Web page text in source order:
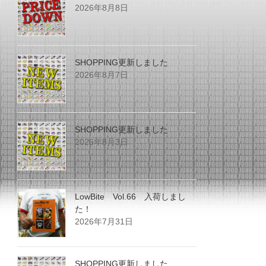
2026年8月8日
SHOPPING更新しました
2026年8月7日
SHOPPING更新しました
2026年8月3日
LowBite Vol.66 入荷しまし
た！
2026年7月31日
SHOPPING更新しました